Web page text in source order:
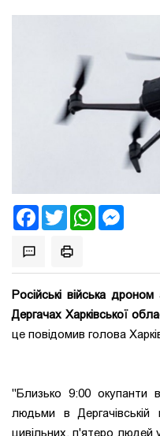
FacebookTwitter WhatsApp
Російські війська
Дергачах Харківської
це повідомив голова
"Близько 9:00 окупанти
людьми в
цивільних, п'ятеро людей